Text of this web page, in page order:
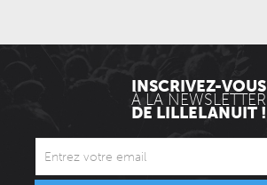
INSCRIVEZ-VOUS
À LA NEWSLETTER
DE LILLELANUIT !